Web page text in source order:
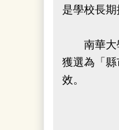
是學校長期
南華大學
獲選為「
效。